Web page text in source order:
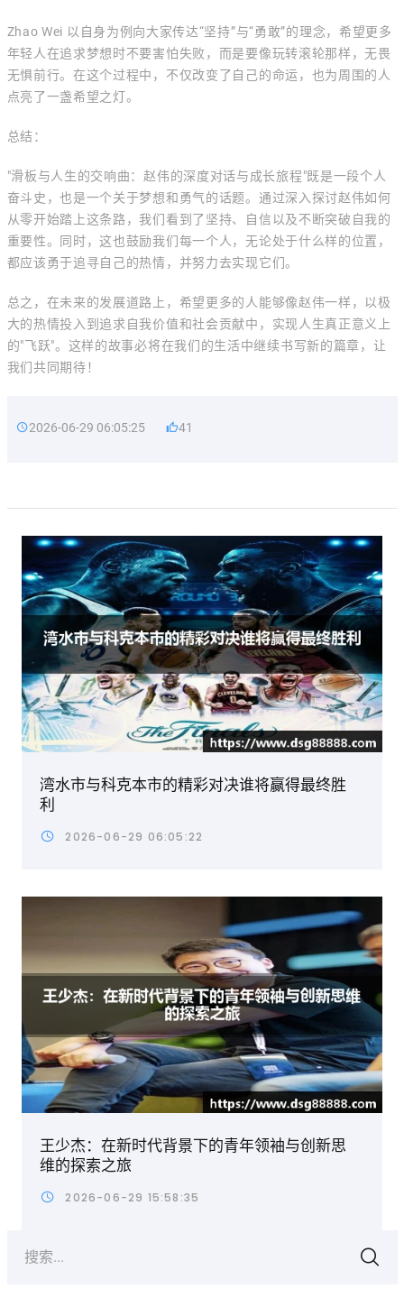
Zhao Wei 以自身为例向大家传达“坚持”与“勇敢”的理念，希望更多
年轻人在追求梦想时不要害怕失败，而是要像玩转滚轮那样，无畏
无惧前行。在这个过程中，不仅改变了自己的命运，也为周围的人
点亮了一盏希望之灯。
总结：
"滑板与人生的交响曲：赵伟的深度对话与成长旅程"既是一段个人
奋斗史，也是一个关于梦想和勇气的话题。通过深入探讨赵伟如何
从零开始踏上这条路，我们看到了坚持、自信以及不断突破自我的
重要性。同时，这也鼓励我们每一个人，无论处于什么样的位置，
都应该勇于追寻自己的热情，并努力去实现它们。
总之，在未来的发展道路上，希望更多的人能够像赵伟一样，以极
大的热情投入到追求自我价值和社会贡献中，实现人生真正意义上
的"飞跃"。这样的故事必将在我们的生活中继续书写新的篇章，让
我们共同期待！
2026-06-29 06:05:25 41
湾水市与科克本市的精彩对决谁将赢得最终胜
利
2026-06-29 06:05:22
王少杰：在新时代背景下的青年领袖与创新思
维的探索之旅
2026-06-29 15:58:35
搜索...